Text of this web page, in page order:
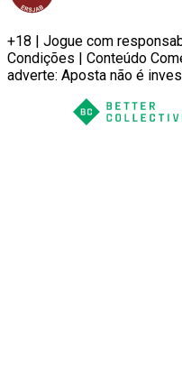
+18 | Jogue com
Condições | Conteúdo
adverte: Aposta não é